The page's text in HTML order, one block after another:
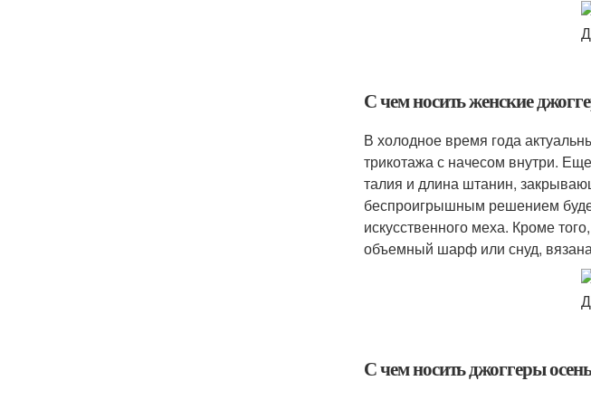
С чем носить женские
В холодное время года
трикотажа с начесом внутри.
талия и длина штанин,
беспроигрышным решением
искусственного меха. Кроме
объемный шарф или снуд,
С чем носить джоггеры